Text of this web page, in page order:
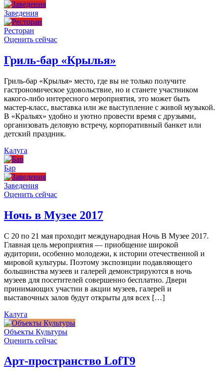
Заведения
Ресторан
Оценить сейчас
Гриль-бар «Крылья»
Гриль-бар «Крылья» место, где вы не только получите
гастрономическое удовольствие, но и станете участником
какого-либо интересного мероприятия, это может быть
мастер-класс, выставка или же выступление с живой музыкой.
В «Кральях» удобно и уютно провести время с друзьями,
организовать деловую встречу, корпоративный банкет или
детский праздник.
Калуга
Бар
Заведения
Оценить сейчас
Ночь в Музее 2017
С 20 по 21 мая проходит международная Ночь В Музее 2017.
Главная цель мероприятия — приобщение широкой
аудитории, особенно молодежи, к истории отечественной и
мировой культуры. Поэтому экспозиции подавляющего
большинства музеев и галерей демонстрируются в ночь
музеев для посетителей совершенно бесплатно. Двери
принимающих участии в акции музеев, галерей и
выставочных залов будут открыты для всех […]
Калуга
Объекты Культуры
Оценить сейчас
Арт-пространство LofT9